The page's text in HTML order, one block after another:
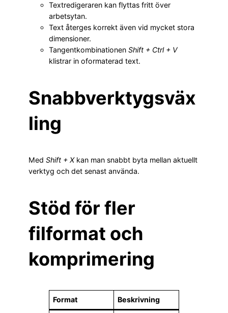
Textredigeraren kan flyttas fritt över
arbetsytan.
Text återges korrekt även vid mycket stora
dimensioner.
Tangentkombinationen Shift + Ctrl + V
klistrar in oformaterad text.
Snabbverktygsväx
ling
Med Shift + Xkan man snabbt byta mellan aktuellt
verktyg och det senast använda.
Stöd för fler
filformat och
komprimering
Format Beskrivning